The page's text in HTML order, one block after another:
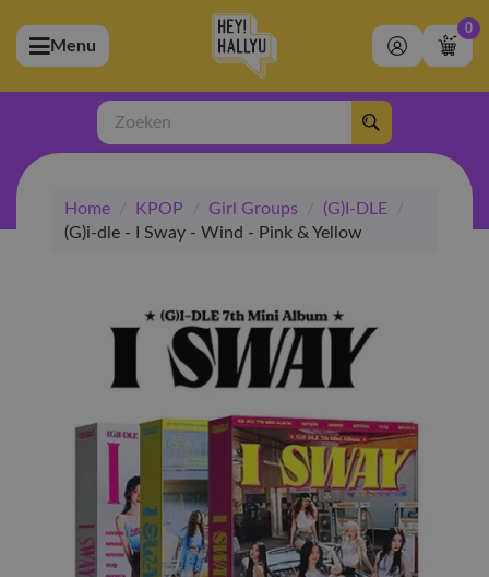
(Artiesten)
(Merchandise)
(Exclusive)
(Winkel)
Menu
0
Zoeken
Home / KPOP / Girl Groups / (G)I-DLE
/
(G)i-dle - I Sway - Wind - Pink & Yellow